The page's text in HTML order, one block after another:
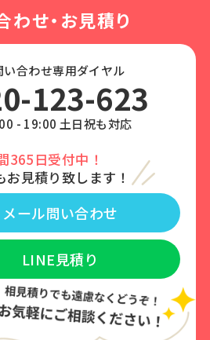
わせ・お見積り
い合わせ専用ダイヤル
123-623
- 19:00 土日祝も対応
365日受付中！
お見積り致します！
メール問い合わせ
LINE見積り